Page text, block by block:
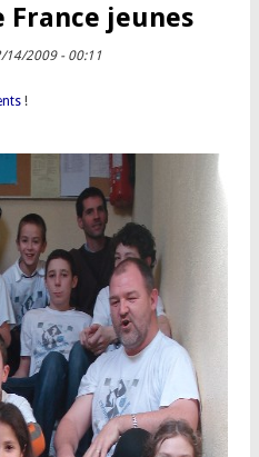
jeunes
14/2009 - 00:11
!